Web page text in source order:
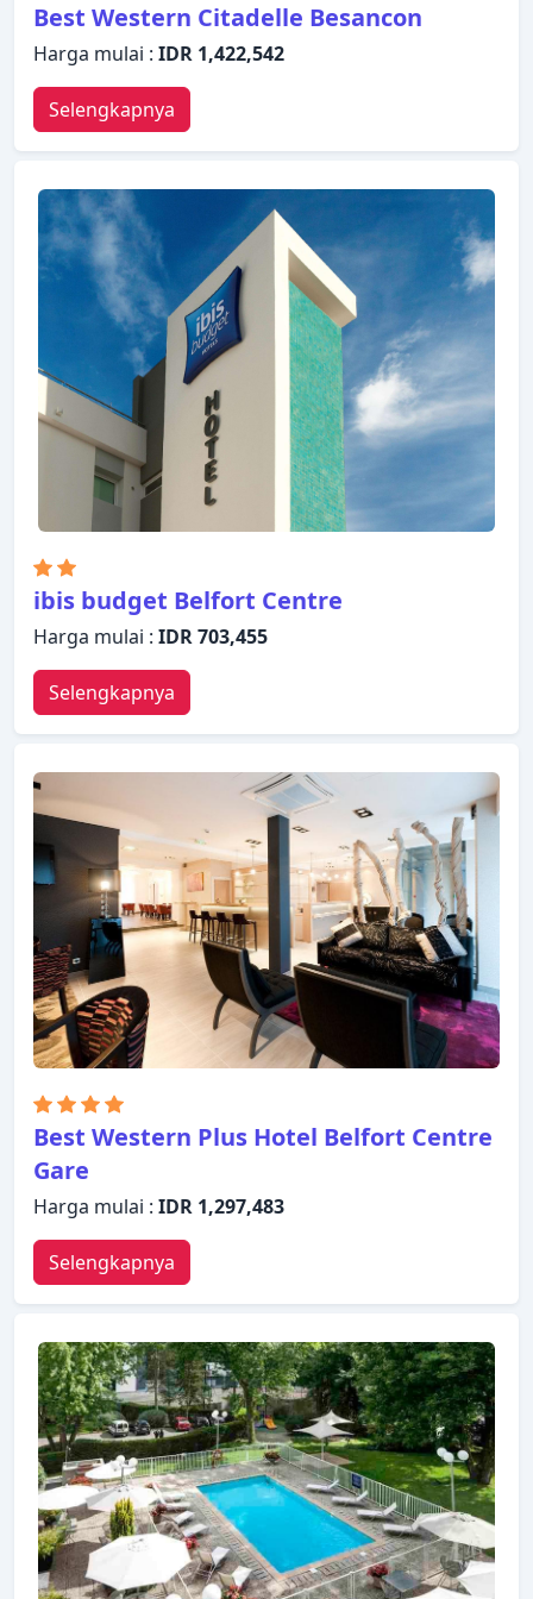
Best Western Citadelle Besancon
Harga mulai : IDR 1,422,542
Selengkapnya
ibis budget Belfort Centre
Harga mulai : IDR 703,455
Selengkapnya
Best Western Plus Hotel Belfort Centre
Gare
Harga mulai : IDR 1,297,483
Selengkapnya